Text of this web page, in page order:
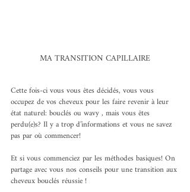
MA TRANSITION CAPILLAIRE
Cette fois-ci vous vous êtes décidés, vous vous
occupez de vos cheveux pour les faire revenir à leur
état naturel: bouclés ou wavy , mais vous êtes
perdu(e)s? Il y a trop d’informations et vous ne savez
pas par où commencer!
Et si vous commenciez par les méthodes basiques! On
partage avec vous nos conseils pour une transition aux
cheveux bouclés réussie !